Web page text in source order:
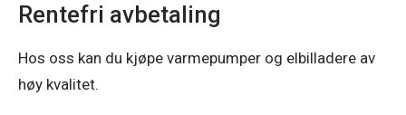
Rentefri avbetaling
Hos oss kan du kjøpe varmepumper og elbilladere av
høy kvalitet.